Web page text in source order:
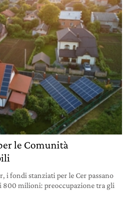
le Comunità
i fondi stanziati per le Cer passano
800 milioni: preoccupazione tra gli